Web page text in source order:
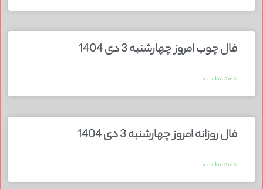
فال چوب امروز چهارشنبه 3 دی 1404
ادامه مطلب »
فال روزانه امروز چهارشنبه 3 دی 1404
ادامه مطلب »